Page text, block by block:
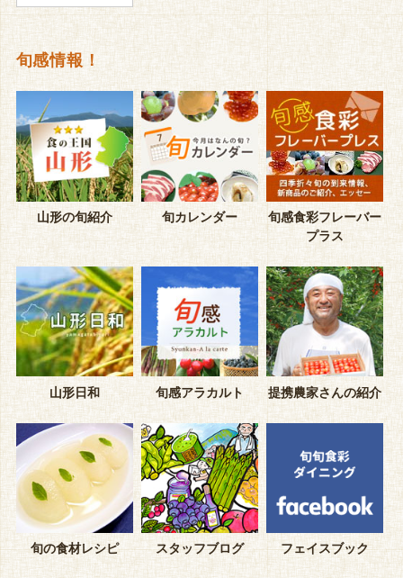
旬感情報！
山形の旬紹介 旬カレンダー
旬感食彩フレーバー
プラス
山形日和 旬感アラカルト 提携農家さんの紹介
旬の食材レシピ スタッフブログ フェイスブック